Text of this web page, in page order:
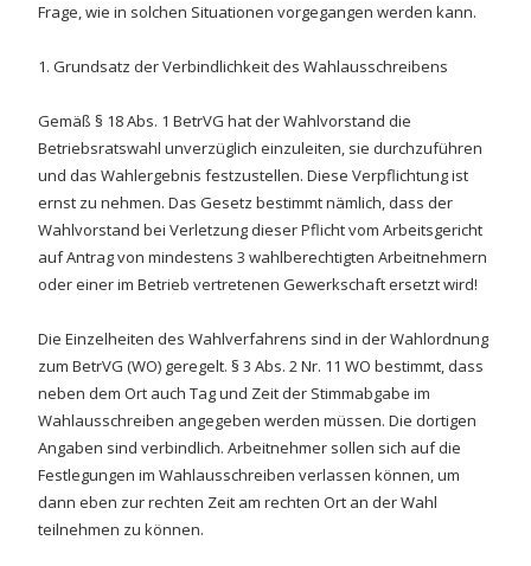
Frage, wie in solchen Situationen vorgegangen werden kann.
1. Grundsatz der Verbindlichkeit des Wahlausschreibens
Gemäß § 18 Abs. 1 BetrVG hat der Wahlvorstand die
Betriebsratswahl unverzüglich einzuleiten, sie durchzuführen
und das Wahlergebnis festzustellen. Diese Verpflichtung ist
ernst zu nehmen. Das Gesetz bestimmt nämlich, dass der
Wahlvorstand bei Verletzung dieser Pflicht vom Arbeitsgericht
auf Antrag von mindestens 3 wahlberechtigten Arbeitnehmern
oder einer im Betrieb vertretenen Gewerkschaft ersetzt wird!
Die Einzelheiten des Wahlverfahrens sind in der Wahlordnung
zum BetrVG (WO) geregelt. § 3 Abs. 2 Nr. 11 WO bestimmt, dass
neben dem Ort auch Tag und Zeit der Stimmabgabe im
Wahlausschreiben angegeben werden müssen. Die dortigen
Angaben sind verbindlich. Arbeitnehmer sollen sich auf die
Festlegungen im Wahlausschreiben verlassen können, um
dann eben zur rechten Zeit am rechten Ort an der Wahl
teilnehmen zu können.